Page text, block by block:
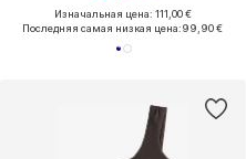
Изначальная цена: 111,00 €
Последняя самая низкая цена:99,90 €